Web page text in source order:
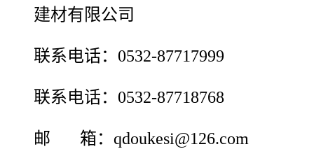
建材有限公司
联系电话：0532-87717999
联系电话：0532-87718768
邮 箱：qdoukesi@126.com